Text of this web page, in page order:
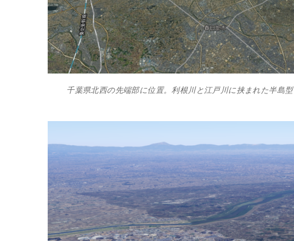
千葉県北西の先端部に位置。利根川と江戸川に挟まれた半島